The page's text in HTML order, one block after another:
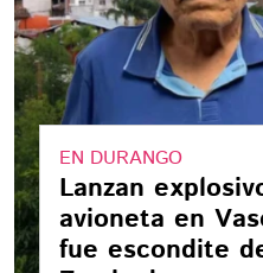
EN DURANGO
Lanzan
avioneta en
fue escondite